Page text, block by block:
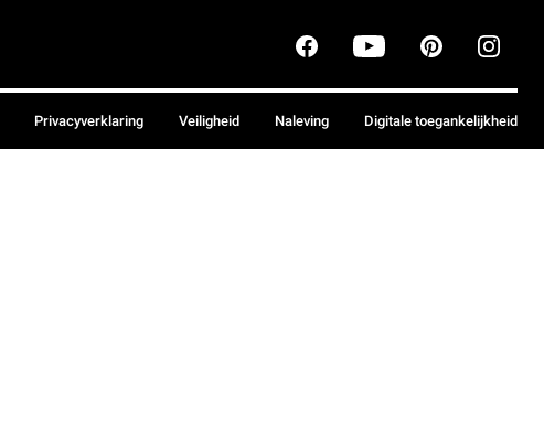
Privacyverklaring Veiligheid Naleving Digitale toegankelijkheid